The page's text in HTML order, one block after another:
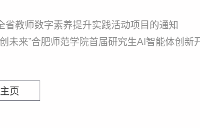
省教师数字素养提升实践活动项目的通知
未来”合肥师范学院首届研究生AI智能体创新
页